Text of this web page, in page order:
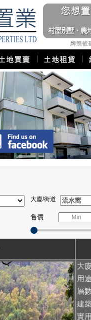
大廈/街道
售價
大
用
層
建
實